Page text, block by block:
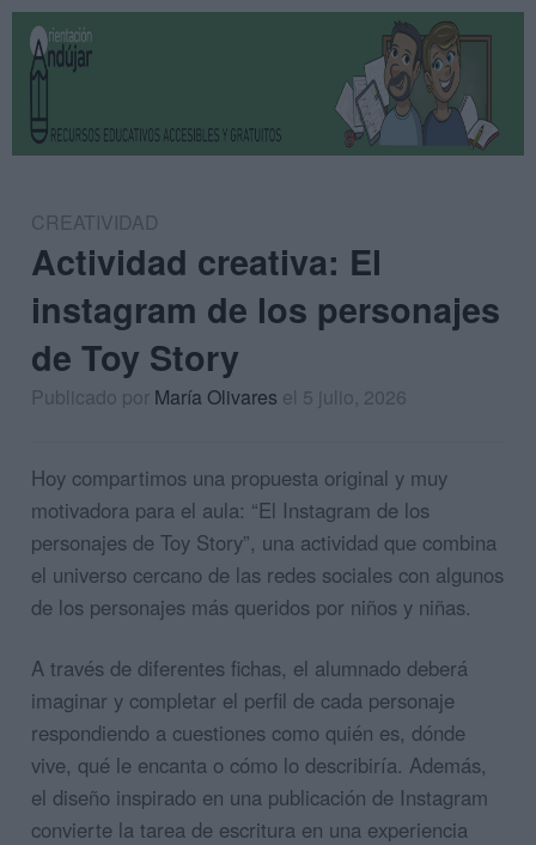
CREATIVIDAD
Actividad creativa: El
instagram de los personajes
de Toy Story
Publicado por María Olivares el 5 julio, 2026
Hoy compartimos una propuesta original y muy
motivadora para el aula: “El Instagram de los
personajes de Toy Story”, una actividad que combina
el universo cercano de las redes sociales con algunos
de los personajes más queridos por niños y niñas.
A través de diferentes fichas, el alumnado deberá
imaginar y completar el perfil de cada personaje
respondiendo a cuestiones como quién es, dónde
vive, qué le encanta o cómo lo describiría. Además,
el diseño inspirado en una publicación de Instagram
convierte la tarea de escritura en una experiencia